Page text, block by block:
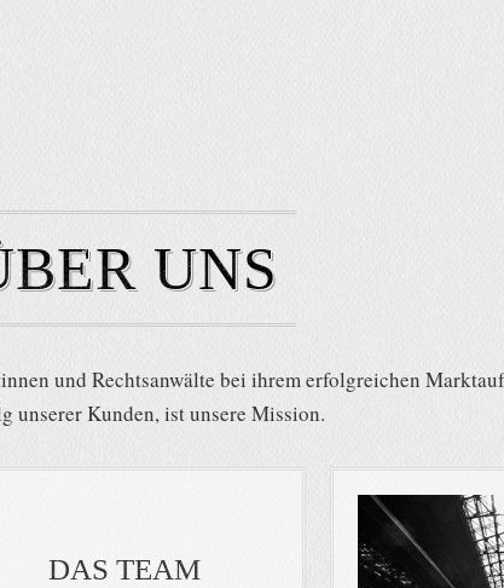
UNS
und Rechtsanwälte bei ihrem erfolgreichen
unserer Kunden, ist unsere Mission.
DAS TEAM